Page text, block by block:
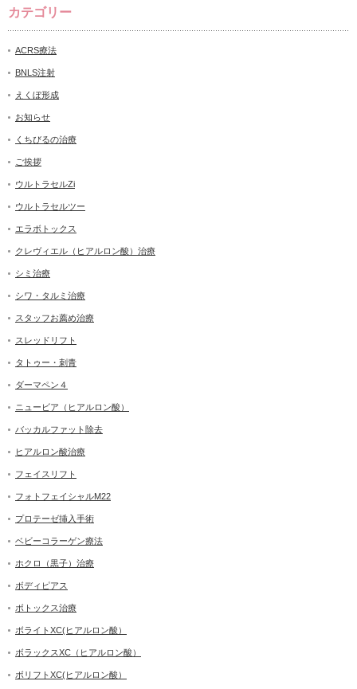
カテゴリー
ACRS療法
BNLS注射
えくぼ形成
お知らせ
くちびるの治療
ご挨拶
ウルトラセルZi
ウルトラセルツー
エラボトックス
クレヴィエル（ヒアルロン酸）治療
シミ治療
シワ・タルミ治療
スタッフお薦め治療
スレッドリフト
タトゥー・刺青
ダーマペン４
ニュービア（ヒアルロン酸）
バッカルファット除去
ヒアルロン酸治療
フェイスリフト
フォトフェイシャルM22
プロテーゼ挿入手術
ベビーコラーゲン療法
ホクロ（黒子）治療
ボディピアス
ボトックス治療
ボライトXC(ヒアルロン酸）
ボラックスXC（ヒアルロン酸）
ボリフトXC(ヒアルロン酸）